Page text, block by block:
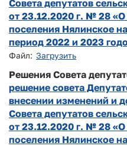
Совета депутатов
от 23.12.2020 г. № 28
поселения Нялинское
период 2022 и 2023
Файл: Загрузить
Решения Совета
решение совета
внесении изменений и
Совета депутатов
от 23.12.2020 г. № 28
поселения Нялинское